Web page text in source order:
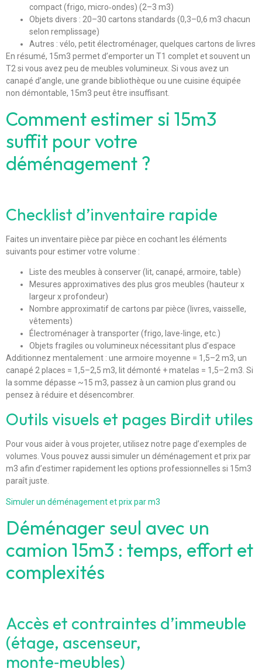
compact (frigo, micro‑ondes) (2–3 m3)
Objets divers : 20–30 cartons standards (0,3–0,6 m3 chacun
selon remplissage)
Autres : vélo, petit électroménager, quelques cartons de livres
En résumé, 15m3 permet d’emporter un T1 complet et souvent un
T2 si vous avez peu de meubles volumineux. Si vous avez un
canapé d’angle, une grande bibliothèque ou une cuisine équipée
non démontable, 15m3 peut être insuffisant.
Comment estimer si 15m3
suffit pour votre
déménagement ?
Checklist d’inventaire rapide
Faites un inventaire pièce par pièce en cochant les éléments
suivants pour estimer votre volume :
Liste des meubles à conserver (lit, canapé, armoire, table)
Mesures approximatives des plus gros meubles (hauteur x
largeur x profondeur)
Nombre approximatif de cartons par pièce (livres, vaisselle,
vêtements)
Électroménager à transporter (frigo, lave-linge, etc.)
Objets fragiles ou volumineux nécessitant plus d’espace
Additionnez mentalement : une armoire moyenne = 1,5–2 m3, un
canapé 2 places = 1,5–2,5 m3, lit démonté + matelas = 1,5–2 m3. Si
la somme dépasse ~15 m3, passez à un camion plus grand ou
pensez à réduire et désencombrer.
Outils visuels et pages Birdit utiles
Pour vous aider à vous projeter, utilisez notre page d’exemples de
volumes. Vous pouvez aussi simuler un déménagement et prix par
m3 afin d’estimer rapidement les options professionnelles si 15m3
paraît juste.
Simuler un déménagement et prix par m3
Déménager seul avec un
camion 15m3 : temps, effort et
complexités
Accès et contraintes d’immeuble
(étage, ascenseur,
monte‑meubles)